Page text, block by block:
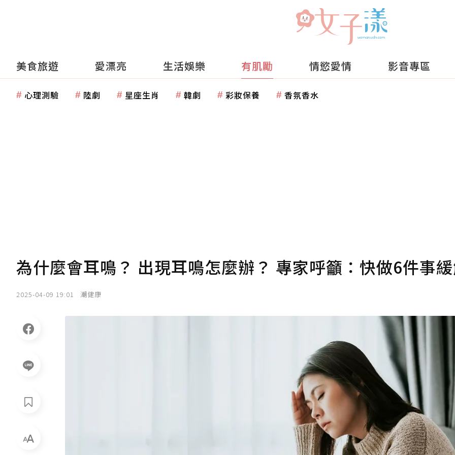
美食旅遊 愛漂亮 生活娛樂 有肌勵 情慾愛情 影音專區
心理測驗 陸劇 星座生肖 韓劇 彩妝保養 香氛香水
為什麼會耳鳴？ 出現耳鳴怎麼辦？ 專家呼籲：快做6件事
2025-04-09 19:01 潮健康